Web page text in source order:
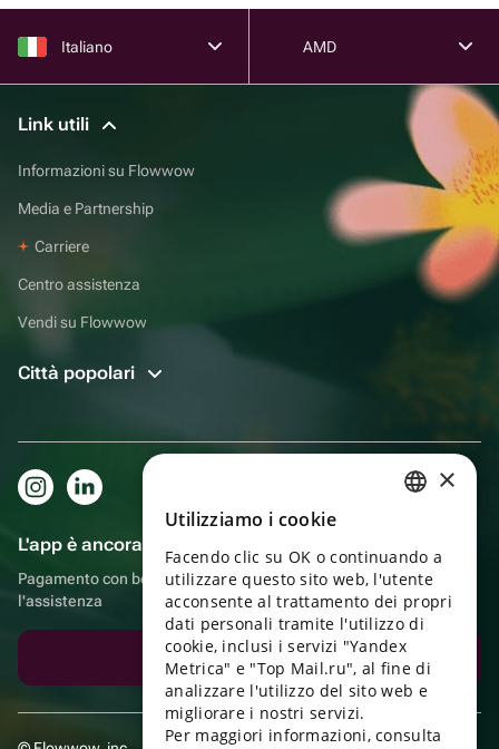
Italiano AMD
Link utili
Informazioni su Flowwow
Media e Partnership
Carriere
Centro assistenza
Vendi su Flowwow
Città popolari
L'app è ancora più comoda!
Pagamento con bonus, autoconsegna, comoda chat con
l'assistenza
Scarica l'app
ENGLISH
UKRAINIAN
PORTUGUESE
SPANISH
×
Utilizziamo i cookie
Facendo clic su OK o continuando a
utilizzare questo sito web, l'utente
acconsente al trattamento dei propri
dati personali tramite l'utilizzo di
cookie, inclusi i servizi "Yandex
Metrica" e "Top Mail.ru", al fine di
analizzare l'utilizzo del sito web e
migliorare i nostri servizi.
Per maggiori informazioni, consulta